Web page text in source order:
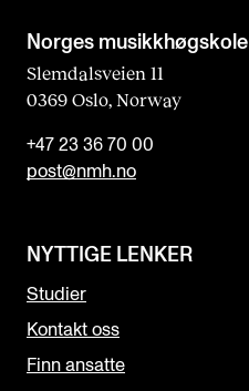
Norges musikk­høgskole
Slemdalsveien 11
0369 Oslo, Norway
+47 23 36 70 00
post@nmh.no
NYTTIGE LENKER
Studier
Kontakt oss
Finn ansatte